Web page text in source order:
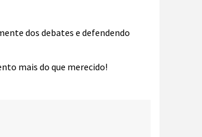
dos debates e defendendo
mais do que merecido!